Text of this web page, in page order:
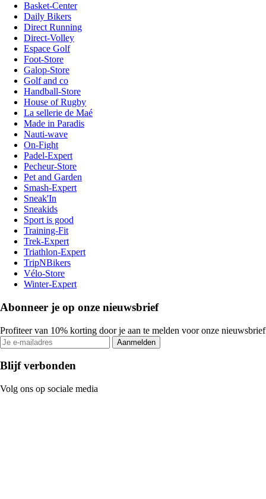
Basket-Center
Daily Bikers
Direct Running
Direct-Volley
Espace Golf
Foot-Store
Galop-Store
Golf and co
Handball-Store
House of Rugby
La sellerie de Maé
Made in Paradis
Nauti-wave
On-Fight
Padel-Expert
Pecheur-Store
Pet and Garden
Smash-Expert
Sneak'In
Sneakids
Sport is good
Training-Fit
Trek-Expert
Triathlon-Expert
TripNBikers
Vélo-Store
Winter-Expert
Abonneer je op onze nieuwsbrief
Profiteer van 10% korting door je aan te melden voor onze nieuwsbrief
Aanmelden
Blijf verbonden
Volg ons op sociale media